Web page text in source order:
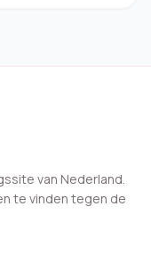
van Nederland.
te vinden tegen de